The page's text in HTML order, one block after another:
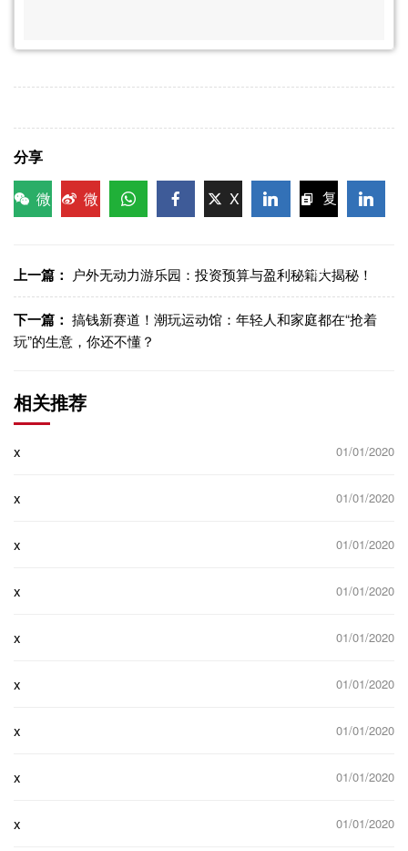
分享
微
微
X
复
接
上一篇： 户外无动力游乐园：投资预算与盈利秘籍大揭秘！
下一篇： 搞钱新赛道！潮玩运动馆：年轻人和家庭都在“抢着
玩”的生意，你还不懂？
相关推荐
x 01/01/2020
x 01/01/2020
x 01/01/2020
x 01/01/2020
x 01/01/2020
x 01/01/2020
x 01/01/2020
x 01/01/2020
x 01/01/2020